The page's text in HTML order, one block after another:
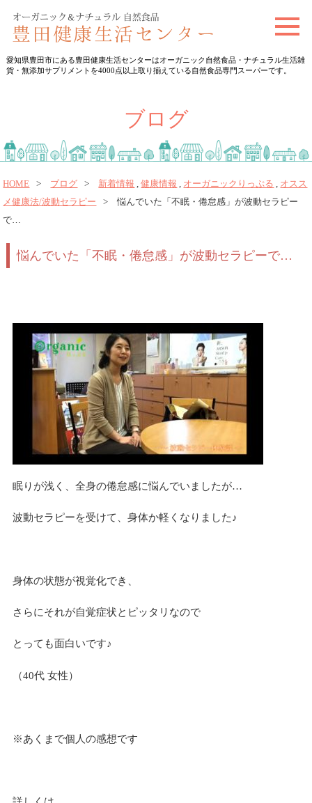
t
g
a
v
i
t
愛知県豊田市にある豊田健康生活センターはオーガニック自然食品・ナチュラル生活雑
貨・無添加サプリメントを4000点以上取り揃えている自然食品専門スーパーです。
ブログ
HOME ブログ 新着情報 ,健康情報 , オーガニックりっぷる , オスス
メ健康法/波動セラピー
悩んでいた「不眠・倦怠感」が波動セラピー
で…
悩んでいた「不眠・倦怠感」が波動セラピーで…
眠りが浅く、全身の倦怠感に悩んでいましたが…
波動セラピーを受けて、身体か軽くなりました♪
身体の状態が視覚化でき、
さらにそれが自覚症状とピッタリなので
とっても面白いです♪
（40代 女性）
※あくまで個人の感想です